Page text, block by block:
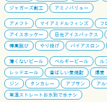
ジャガーズ創工
アミノバリュー
アメフト マイアミドルフィンズ フ
アイスホッケー
日光アイスバックス
棒高跳び
やり投げ バイアスロン
薄くないビール ベルギービール ル
レッドエール
香ばしい麦焼酎 爆麦
ジン
タンカレー アブサン
ア
常温ストレートお水別で氷ナシ